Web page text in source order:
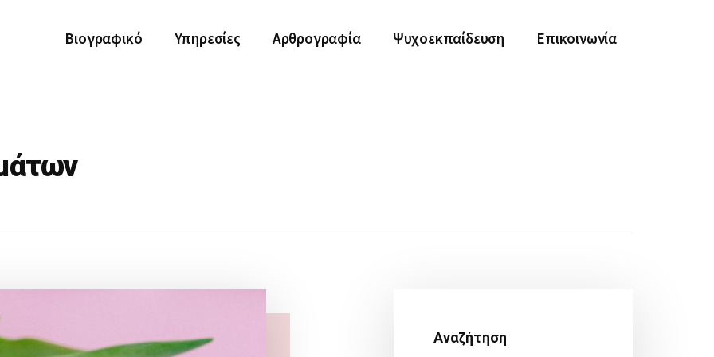
Βιογραφικό Υπηρεσίες Αρθρογραφία Ψυχοεκπαίδευση Επικοινωνία
Πλευρική
Αναζήτηση